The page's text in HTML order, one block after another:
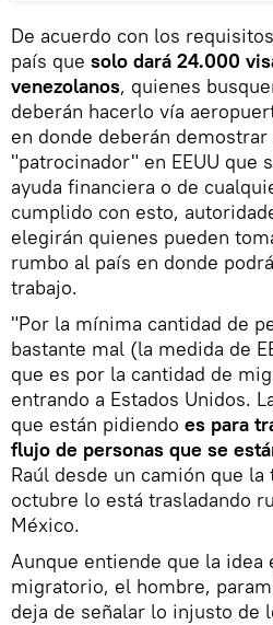
De acuerdo con los
país que solo dará 24.000
venezolanos, quienes
deberán hacerlo vía
en donde deberán
"patrocinador" en EEUU que
ayuda financiera o de
cumplido con esto,
elegirán quienes pueden
rumbo al país en donde
trabajo.
"Por la mínima cantidad de
bastante mal (la medida de
que es por la cantidad de
entrando a Estados Unidos.
que están pidiendo es para
flujo de personas que se
Raúl desde un camión que
octubre lo está trasladando
México.
Aunque entiende que la
migratorio, el hombre,
deja de señalar lo injusto de